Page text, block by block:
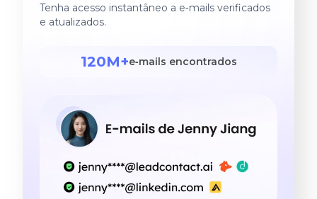
Tenha acesso instantâneo a e‑mails verificados
e atualizados.
120M+e‑mails encontrados